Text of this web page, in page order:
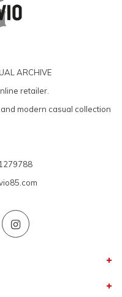
ARCHIVE
retailer.
modern casual collection